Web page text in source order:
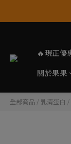
🔥現正優
關於果果
全部商品 / 乳清蛋白 /